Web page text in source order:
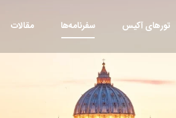
تورهای آکیس سفرنامه‌ها مقالات